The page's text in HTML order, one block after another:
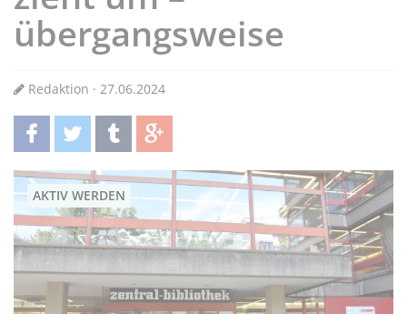
übergangsweise
Redaktion · 27.06.2024
teilentwittern teilen teilen
AKTIV WERDEN